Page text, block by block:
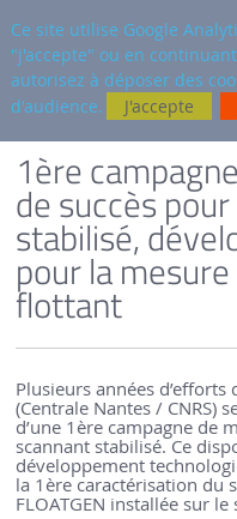
Ce site utilise Google
"j'accepte" ou en
autorisez à déposer des
d'audience.
J'accepte
1ère
de succès
stabilisé,
pour la
flottant
Plusieurs années
(Centrale Nantes / CNRS)
d’une 1ère campagne de
scannant stabilisé. Ce
développement
la 1ère caractérisation du
FLOATGEN installée sur le